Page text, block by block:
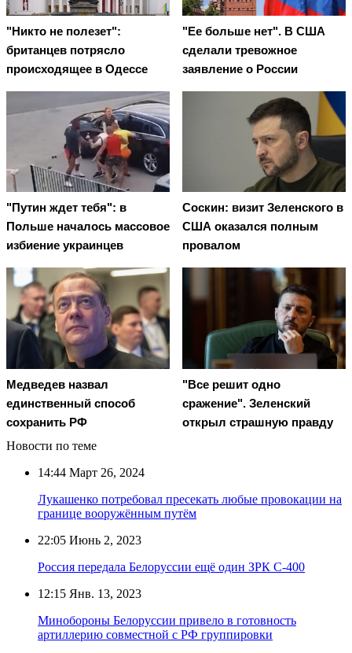
"Никто не полезет":
британцев потрясло
происходящее в Одессе
"Ее больше нет". В США
сделали тревожное
заявление о России
"Путин ждет тебя": в
Польше началось массовое
избиение украинцев
Соскин: визит Зеленского в
США оказался полным
провалом
Медведев назвал
единственный способ
сохранить РФ
"Все решит одно
сражение". Зеленский
открыл страшную правду
Новости по теме
14:44 Март 26, 2024
Лукашенко потребовал пресекать любые провокации на
границе вооружённым путём
22:05 Июнь 2, 2023
Россия передала Белоруссии ещё один ЗРК С-400
12:15 Янв. 13, 2023
Минобороны Белоруссии привело в готовность
артиллерию совместной с РФ группировки